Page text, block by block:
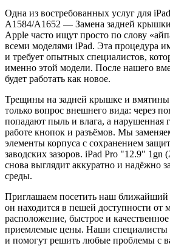
Одна из востребованных услуг для
A1584/A1652 — Замена задней
Apple часто ищут просто по слову
всеми моделями iPad. Эта процедура
и требует опытных специалистов,
именно этой модели. После нашего
будет работать как новое.
Трещины на задней крышке и
только вопрос внешнего вида: через
попадают пыль и влага, а нарушенная
работе кнопок и разъёмов. Мы
элементы корпуса с сохранением
заводских зазоров. iPad Pro "12.9" 1gn
снова выглядит аккуратно и надёжно
среды.
Приглашаем посетить наш
он находится в пешей доступности от
расположение, быстрое и
приемлемые цены. Наши специалисты
и помогут решить любые проблемы с